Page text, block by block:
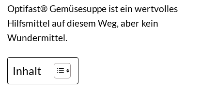
Optifast® Gemüsesuppe ist ein wertvolles
Hilfsmittel auf diesem Weg, aber kein
Wundermittel.
Inhalt